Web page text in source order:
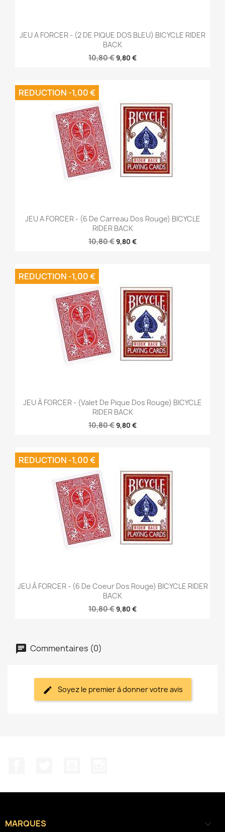
JEU A FORCER - (2 DE PIQUE DOS BLEU) BICYCLE RIDER
BACK
10,80 €9,80 €
JEU A FORCER - (6 De Carreau Dos Rouge) BICYCLE
RIDER BACK
10,80 €9,80 €
REDUCTION -1,00 €
JEU À FORCER - (Valet De Pique Dos Rouge) BICYCLE
RIDER BACK
10,80 €9,80 €
REDUCTION -1,00 €
JEU À FORCER - (6 De Coeur Dos Rouge) BICYCLE RIDER
BACK
10,80 €9,80 €
REDUCTION -1,00 €
Commentaires (0)
Soyez le premier à donner votre avis
MARQUES 